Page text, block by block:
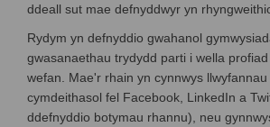
ddeall sut mae defnyddwyr yn
Rydym yn defnyddio gwahanol
gwasanaethau trydydd parti i wella
wefan. Mae'r rhain yn cynnwys
cymdeithasol fel Facebook, LinkedIn a
ddefnyddio botymau rhannu), neu